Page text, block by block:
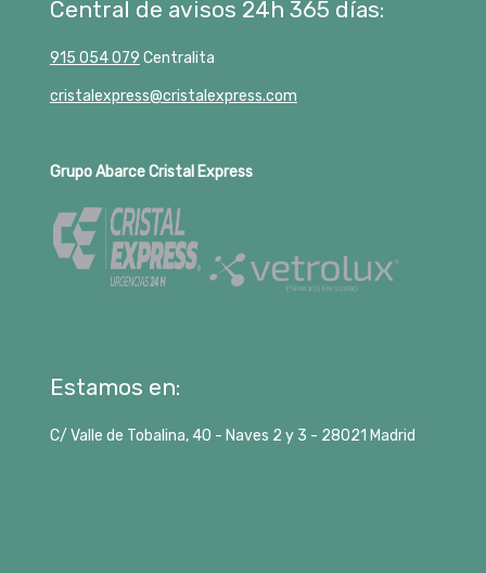
Central de avisos 24h 365 días:
915 054 079 Centralita
cristalexpress@cristalexpress.com
Grupo Abarce Cristal Express
Estamos en:
C/ Valle de Tobalina, 40 - Naves 2 y 3 - 28021 Madrid